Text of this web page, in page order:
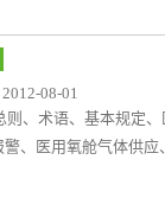
08-01
、术语、基本规定
、医用氧舱气体供